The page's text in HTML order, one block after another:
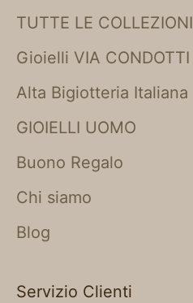
TUTTE LE COLLEZIONI
Gioielli VIA CONDOTTI
Alta Bigiotteria Italiana
GIOIELLI UOMO
Buono Regalo
Chi siamo
Blog
Servizio Clienti